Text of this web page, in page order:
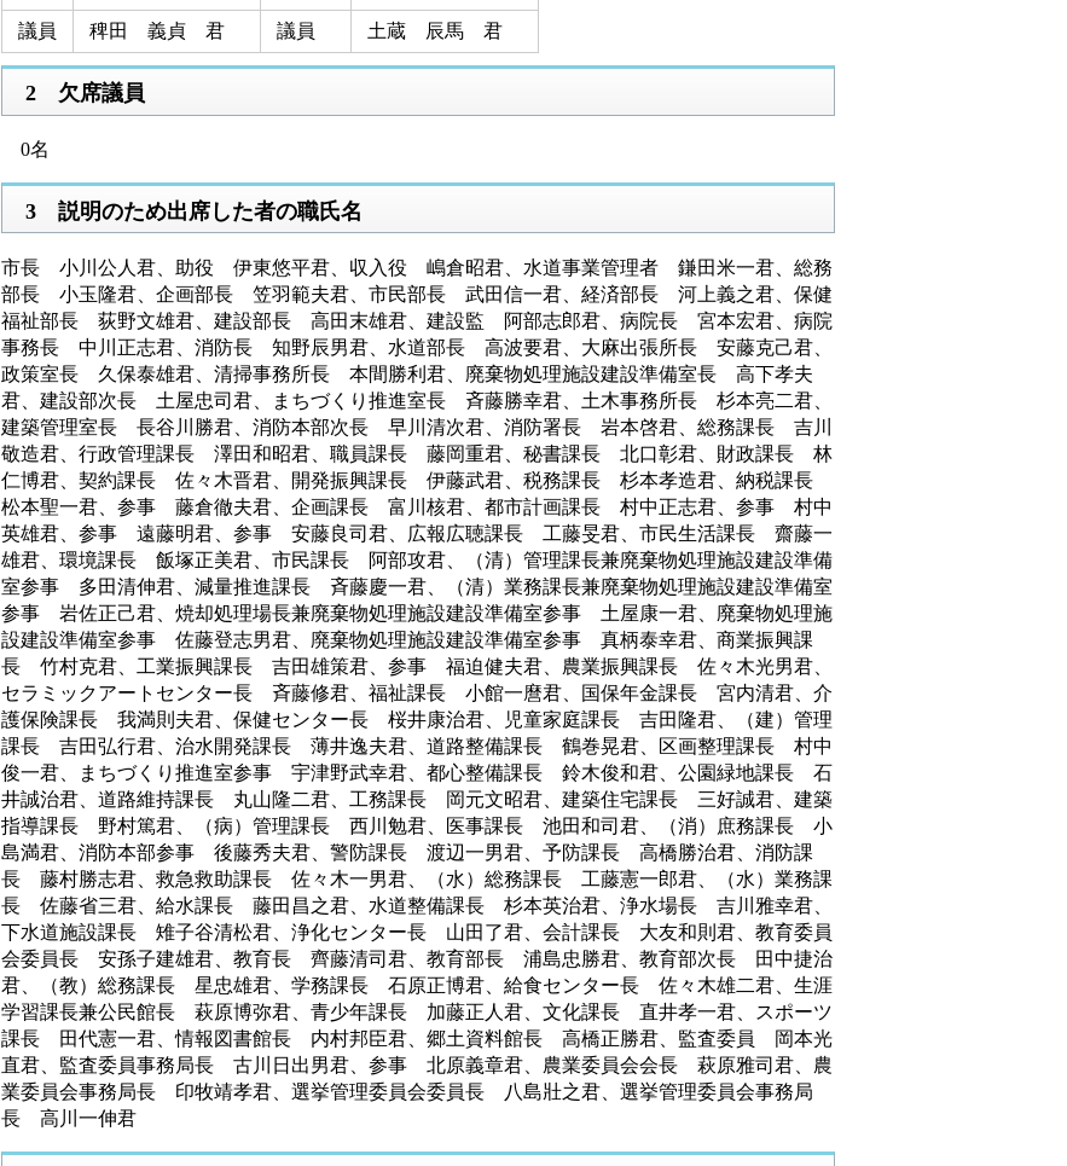
議員 稗田 義貞 君 議員 土蔵 辰馬 君
2 欠席議員
0名
3 説明のため出席した者の職氏名
市長 小川公人君、助役 伊東悠平君、収入役 嶋倉昭君、水道事業管理者 鎌田米一君、総務
部長 小玉隆君、企画部長 笠羽範夫君、市民部長 武田信一君、経済部長 河上義之君、保健
福祉部長 荻野文雄君、建設部長 高田末雄君、建設監 阿部志郎君、病院長 宮本宏君、病院
事務長 中川正志君、消防長 知野辰男君、水道部長 高波要君、大麻出張所長 安藤克己君、
政策室長 久保泰雄君、清掃事務所長 本間勝利君、廃棄物処理施設建設準備室長 高下孝夫
君、建設部次長 土屋忠司君、まちづくり推進室長 斉藤勝幸君、土木事務所長 杉本亮二君、
建築管理室長 長谷川勝君、消防本部次長 早川清次君、消防署長 岩本啓君、総務課長 吉川
敬造君、行政管理課長 澤田和昭君、職員課長 藤岡重君、秘書課長 北口彰君、財政課長 林
仁博君、契約課長 佐々木晋君、開発振興課長 伊藤武君、税務課長 杉本孝造君、納税課長
松本聖一君、参事 藤倉徹夫君、企画課長 富川核君、都市計画課長 村中正志君、参事 村中
英雄君、参事 遠藤明君、参事 安藤良司君、広報広聴課長 工藤旻君、市民生活課長 齋藤一
雄君、環境課長 飯塚正美君、市民課長 阿部攻君、（清）管理課長兼廃棄物処理施設建設準備
室参事 多田清伸君、減量推進課長 斉藤慶一君、（清）業務課長兼廃棄物処理施設建設準備室
参事 岩佐正己君、焼却処理場長兼廃棄物処理施設建設準備室参事 土屋康一君、廃棄物処理施
設建設準備室参事 佐藤登志男君、廃棄物処理施設建設準備室参事 真柄泰幸君、商業振興課
長 竹村克君、工業振興課長 吉田雄策君、参事 福迫健夫君、農業振興課長 佐々木光男君、
セラミックアートセンター長 斉藤修君、福祉課長 小館一麿君、国保年金課長 宮内清君、介
護保険課長 我満則夫君、保健センター長 桜井康治君、児童家庭課長 吉田隆君、（建）管理
課長 吉田弘行君、治水開発課長 薄井逸夫君、道路整備課長 鶴巻晃君、区画整理課長 村中
俊一君、まちづくり推進室参事 宇津野武幸君、都心整備課長 鈴木俊和君、公園緑地課長 石
井誠治君、道路維持課長 丸山隆二君、工務課長 岡元文昭君、建築住宅課長 三好誠君、建築
指導課長 野村篤君、（病）管理課長 西川勉君、医事課長 池田和司君、（消）庶務課長 小
島満君、消防本部参事 後藤秀夫君、警防課長 渡辺一男君、予防課長 高橋勝治君、消防課
長 藤村勝志君、救急救助課長 佐々木一男君、（水）総務課長 工藤憲一郎君、（水）業務課
長 佐藤省三君、給水課長 藤田昌之君、水道整備課長 杉本英治君、浄水場長 吉川雅幸君、
下水道施設課長 雉子谷清松君、浄化センター長 山田了君、会計課長 大友和則君、教育委員
会委員長 安孫子建雄君、教育長 齊藤清司君、教育部長 浦島忠勝君、教育部次長 田中捷治
君、（教）総務課長 星忠雄君、学務課長 石原正博君、給食センター長 佐々木雄二君、生涯
学習課長兼公民館長 萩原博弥君、青少年課長 加藤正人君、文化課長 直井孝一君、スポーツ
課長 田代憲一君、情報図書館長 内村邦臣君、郷土資料館長 高橋正勝君、監査委員 岡本光
直君、監査委員事務局長 古川日出男君、参事 北原義章君、農業委員会会長 萩原雅司君、農
業委員会事務局長 印牧靖孝君、選挙管理委員会委員長 八島壯之君、選挙管理委員会事務局
長 高川一伸君